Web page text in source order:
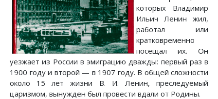
которых Владимир
Ильич Ленин жил,
работал или
кратковременно
посещал их. Он
уезжает из России в эмиграцию дважды: первый раз в
1900 году и второй — в 1907 году. В общей сложности
около 15 лет жизни В. И. Ленин, преследуемый
царизмом, вынужден был провести вдали от Родины.